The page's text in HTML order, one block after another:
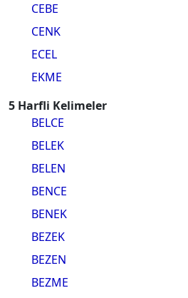
CEBE
CENK
ECEL
EKME
5 Harfli Kelimeler
BELCE
BELEK
BELEN
BENCE
BENEK
BEZEK
BEZEN
BEZME